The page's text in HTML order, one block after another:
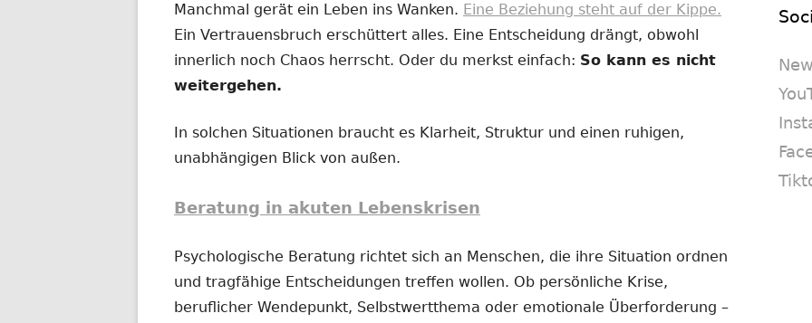
Manchmal gerät ein Leben ins Wanken. Eine Beziehung steht auf der Kippe.
Ein Vertrauensbruch erschüttert alles. Eine Entscheidung drängt, obwohl
innerlich noch Chaos herrscht. Oder du merkst einfach: So kann es nicht
weitergehen.
In solchen Situationen braucht es Klarheit, Struktur und einen ruhigen,
unabhängigen Blick von außen.
Beratung in akuten Lebenskrisen
Psychologische Beratung richtet sich an Menschen, die ihre Situation ordnen
und tragfähige Entscheidungen treffen wollen. Ob persönliche Krise,
beruflicher Wendepunkt, Selbstwertthema oder emotionale Überforderung –